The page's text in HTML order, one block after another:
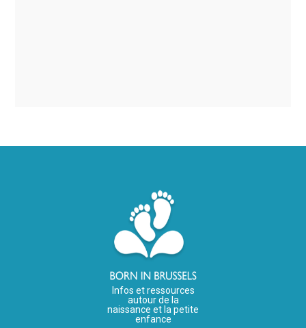
Infos et ressources
autour de la
naissance et la petite
enfance